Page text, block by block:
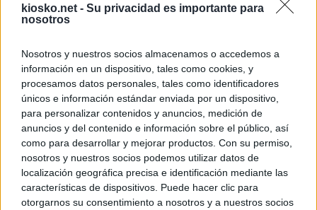
kiosko.net - Su privacidad es importante para
nosotros
Nosotros y nuestros socios almacenamos o accedemos a
información en un dispositivo, tales como cookies, y
procesamos datos personales, tales como identificadores
únicos e información estándar enviada por un dispositivo,
para personalizar contenidos y anuncios, medición de
anuncios y del contenido e información sobre el público, así
como para desarrollar y mejorar productos. Con su permiso,
nosotros y nuestros socios podemos utilizar datos de
localización geográfica precisa e identificación mediante las
características de dispositivos. Puede hacer clic para
otorgarnos su consentimiento a nosotros y a nuestros socios